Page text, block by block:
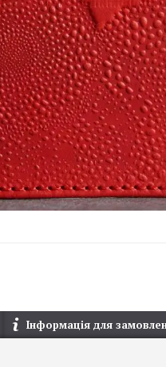
Інформація для